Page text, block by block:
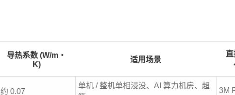
导热系数 (W/m・
K)
适用场景
约 0.07
单机 / 整机单相浸没、AI 算力机房、超
3M